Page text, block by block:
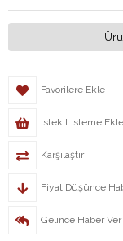
Favorilere Ekle
İstek Listeme Ekle
Karşılaştır
Fiyat Düşünce
Gelince Haber Ver